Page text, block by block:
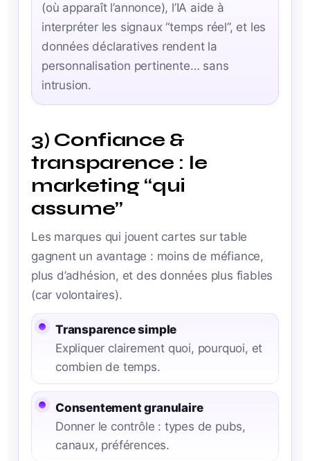
(où apparaît l’annonce), l’IA aide à
interpréter les signaux “temps réel”, et les
données déclaratives rendent la
personnalisation pertinente… sans
intrusion.
3) Confiance &
transparence : le
marketing “qui
assume”
Les marques qui jouent cartes sur table
gagnent un avantage : moins de méfiance,
plus d’adhésion, et des données plus fiables
(car volontaires).
Transparence simple
Expliquer clairement quoi, pourquoi, et
combien de temps.
Consentement granulaire
Donner le contrôle : types de pubs,
canaux, préférences.